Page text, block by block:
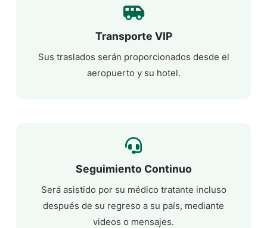
Transporte VIP
Sus traslados serán proporcionados desde el
aeropuerto y su hotel.
Seguimiento Continuo
Será asistido por su médico tratante incluso
después de su regreso a su país, mediante
videos o mensajes.